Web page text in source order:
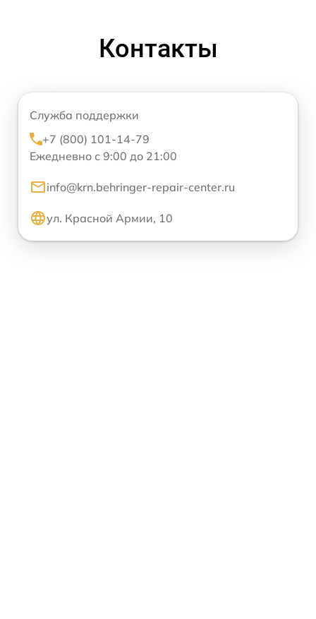
Контакты
Служба поддержки
+7 (800) 101-14-79
Ежедневно с 9:00 до 21:00
info@krn.behringer-repair-center.ru
ул. Красной Армии, 10